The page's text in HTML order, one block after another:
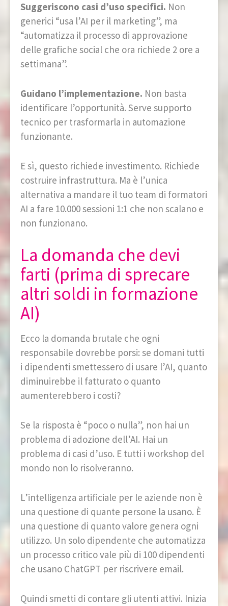
Suggeriscono casi d’uso specifici. Non
generici “usa l’AI per il marketing”, ma
“automatizza il processo di approvazione
delle grafiche social che ora richiede 2 ore a
settimana”.
Guidano l’implementazione. Non basta
identificare l’opportunità. Serve supporto
tecnico per trasformarla in automazione
funzionante.
E sì, questo richiede investimento. Richiede
costruire infrastruttura. Ma è l’unica
alternativa a mandare il tuo team di formatori
AI a fare 10.000 sessioni 1:1 che non scalano e
non funzionano.
La domanda che devi
farti (prima di sprecare
altri soldi in formazione
AI)
Ecco la domanda brutale che ogni
responsabile dovrebbe porsi: se domani tutti
i dipendenti smettessero di usare l’AI, quanto
diminuirebbe il fatturato o quanto
aumenterebbero i costi?
Se la risposta è “poco o nulla”, non hai un
problema di adozione dell’AI. Hai un
problema di casi d’uso. E tutti i workshop del
mondo non lo risolveranno.
L’intelligenza artificiale per le aziende non è
una questione di quante persone la usano. È
una questione di quanto valore genera ogni
utilizzo. Un solo dipendente che automatizza
un processo critico vale più di 100 dipendenti
che usano ChatGPT per riscrivere email.
Quindi smetti di contare gli utenti attivi. Inizia